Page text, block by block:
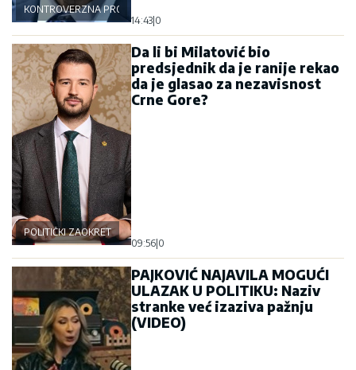
KONTROVERZNA PROŠLOST
14:43 0
POLITIČKI ZAOKRET
Da li bi Milatović bio
predsjednik da je ranije rekao
da je glasao za nezavisnost
Crne Gore?
09:56 0
PAJKOVIĆ NAJAVILA MOGUĆI
ULAZAK U POLITIKU: Naziv
stranke već izaziva pažnju
(VIDEO)